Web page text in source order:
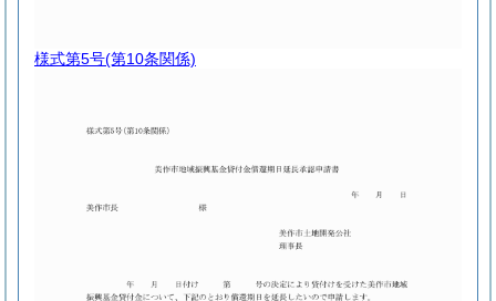
様式第5号(第10条関係)